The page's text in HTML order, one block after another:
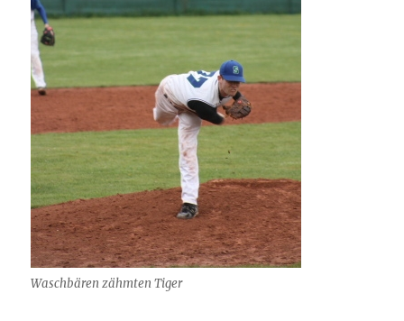
Waschbären zähmten Tiger